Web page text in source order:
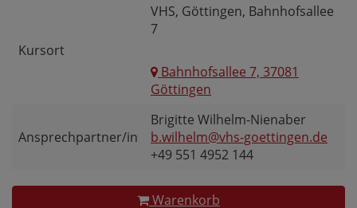
Kursort
VHS, Göttingen, Bahnhofsallee
7
Bahnhofsallee 7, 37081
Göttingen
Ansprechpartner/in
Brigitte Wilhelm-Nienaber
b.wilhelm@vhs-goettingen.de
+49 551 4952 144
Warenkorb